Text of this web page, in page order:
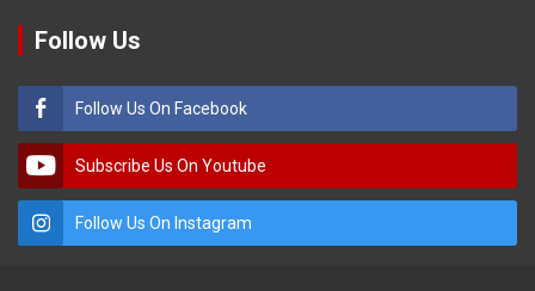
Follow Us
Follow Us On Facebook
Subscribe Us On Youtube
Follow Us On Instagram